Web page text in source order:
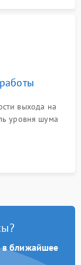
выхода на
уровня шума
и корректного
оттайки.
в ближайшее